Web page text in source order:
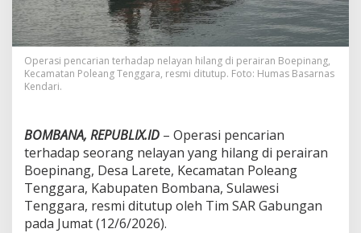
B
a
s
a
r
n
u
t
u
p
O
p
e
Operasi pencarian terhadap nelayan hilang di perairan Boepinang,
Kecamatan Poleang Tenggara, resmi ditutup. Foto: Humas Basarnas
Kendari.
BOMBANA, REPUBLIX.ID – Operasi pencarian
terhadap seorang nelayan yang hilang di perairan
Boepinang, Desa Larete, Kecamatan Poleang
Tenggara, Kabupaten Bombana, Sulawesi
Tenggara, resmi ditutup oleh Tim SAR Gabungan
pada Jumat (12/6/2026).